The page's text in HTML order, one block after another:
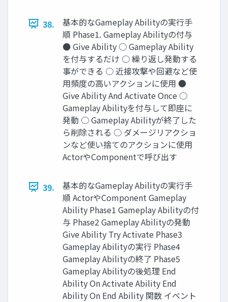
38.
基本的なGameplay Abilityの実行手
順 Phase1. Gameplay Abilityの付与
● Give Ability ○ Gameplay Ability
を付与するだけ ○ 繰り返し発動する
事ができる ○ 近接攻撃や回避など使
用頻度の高いアクションに使用 ●
Give Ability And Activate Once ○
Gameplay Abilityを付与して即座に
発動 ○ Gameplay Abilityが終了した
ら削除される ○ ダメージリアクショ
ンなど使い捨てのアクションに使用
ActorやComponentで呼び出す
39.
基本的なGameplay Abilityの実行手
順 ActorやComponent Gameplay
Ability Phase1 Gameplay Abilityの付
与 Phase2 Gameplay Abilityの発動
Give Ability Try Activate Phase3
Gameplay Abilityの実行 Phase4
Gameplay Abilityの終了 Phase5
Gameplay Abilityの後処理 End
Ability On Activate Ability End
Ability On End Ability 関数 イベント